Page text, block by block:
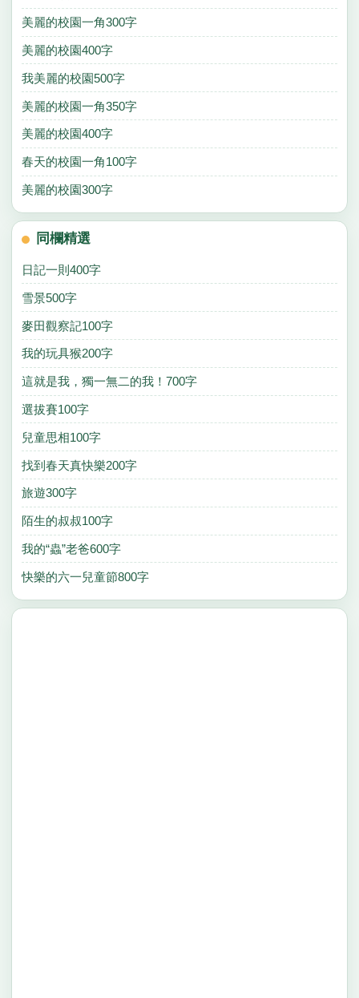
美麗的校園一角300字
美麗的校園400字
我美麗的校園500字
美麗的校園一角350字
美麗的校園400字
春天的校園一角100字
美麗的校園300字
同欄精選
日記一則400字
雪景500字
麥田觀察記100字
我的玩具猴200字
這就是我，獨一無二的我！700字
選拔賽100字
兒童思相100字
找到春天真快樂200字
旅遊300字
陌生的叔叔100字
我的“蟲”老爸600字
快樂的六一兒童節800字